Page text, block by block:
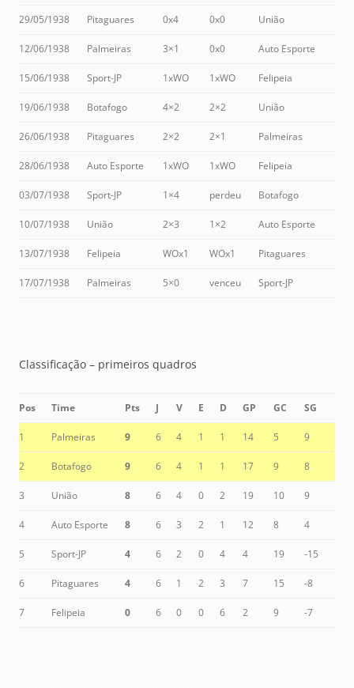
29/05/1938 Pitaguares 0x4 0x0 União
12/06/1938 Palmeiras 3×1 0x0 Auto Esporte
15/06/1938 Sport-JP 1xWO 1xWO Felipeia
19/06/1938 Botafogo 4×2 2×2 União
26/06/1938 Pitaguares 2×2 2×1 Palmeiras
28/06/1938 Auto Esporte 1xWO 1xWO Felipeia
03/07/1938 Sport-JP 1×4 perdeu Botafogo
10/07/1938 União 2×3 1×2 Auto Esporte
13/07/1938 Felipeia WOx1 WOx1 Pitaguares
17/07/1938 Palmeiras 5×0 venceu Sport-JP
Classificação – primeiros quadros
Pos Time Pts J V E D GP GC SG
1 Palmeiras 9 6 4 1 1 14 5 9
2 Botafogo 9 6 4 1 1 17 9 8
3 União 8 6 4 0 2 19 10 9
4 Auto Esporte 8 6 3 2 1 12 8 4
5 Sport-JP 4 6 2 0 4 4 19 -15
6 Pitaguares 4 6 1 2 3 7 15 -8
7 Felipeia 0 6 0 0 6 2 9 -7